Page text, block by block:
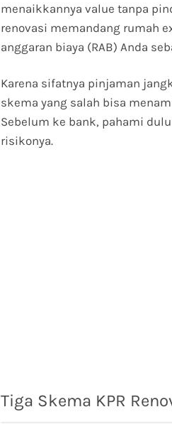
menaikkannya value tanpa
renovasi memandang rumah
anggaran biaya (RAB) Anda
Karena sifatnya pinjaman
skema yang salah bisa
Sebelum ke bank, pahami
risikonya.
Tiga Skema KPR